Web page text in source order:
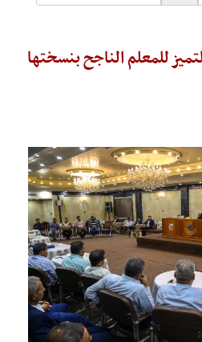
للمعلم الناجح بنسختها